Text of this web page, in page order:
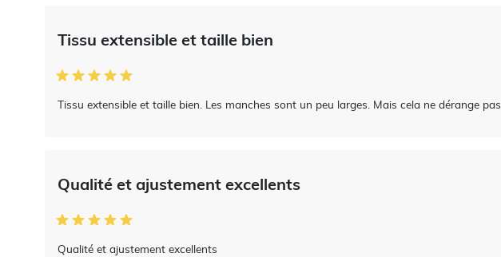
Tissu extensible et taille bien
Tissu extensible et taille bien. Les manches sont un peu larges. Mais cela ne dérange pas.
Qualité et ajustement excellents
Qualité et ajustement excellents